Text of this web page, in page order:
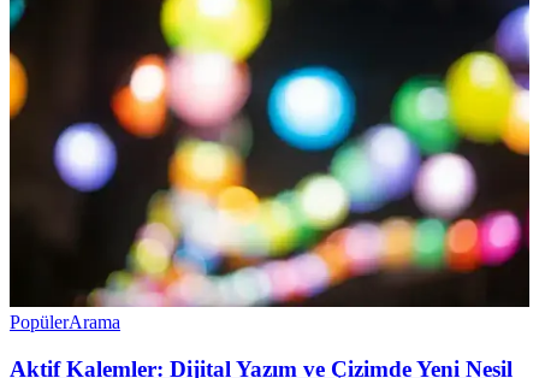
PopülerArama
Aktif Kalemler: Dijital Yazım ve Çizimde Yeni Nesil